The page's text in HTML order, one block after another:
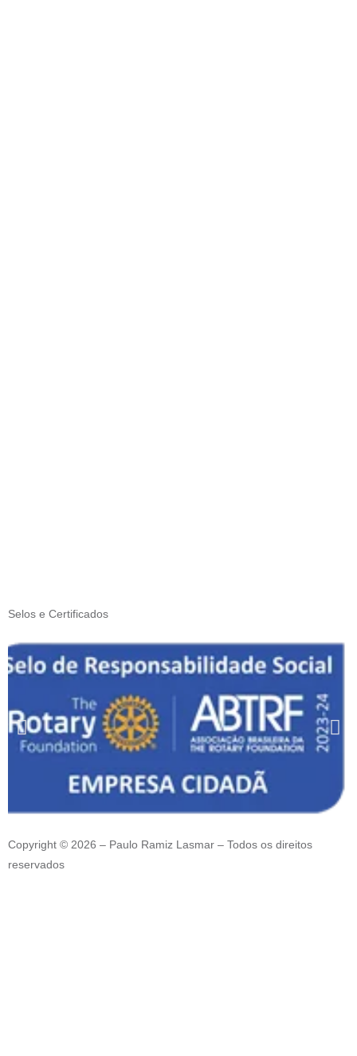
Selos e Certificados
Copyright © 2026 – Paulo Ramiz Lasmar – Todos os direitos
reservados